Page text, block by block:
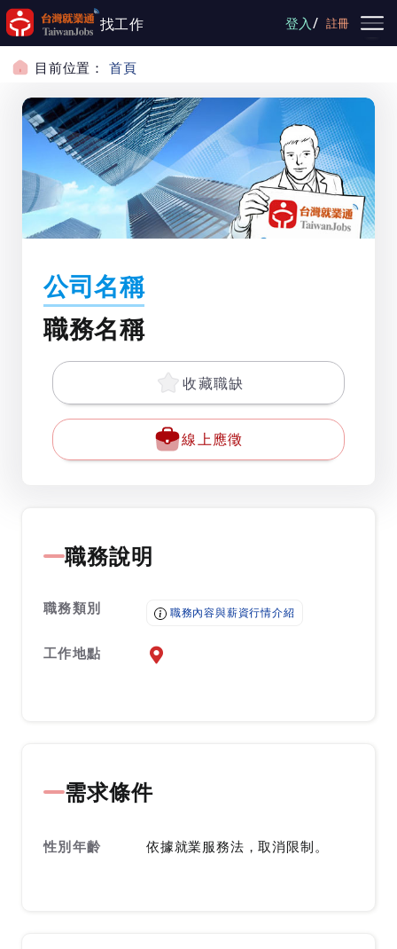
跳到主要內容
找工作 登入/ 註冊
目前位置： 首頁
公司名稱
職務名稱
收藏職缺
線上應徵
職務說明
職務類別 職務內容與薪資行情介紹
工作地點 前往查看地圖
需求條件
性別年齡 依據就業服務法，取消限制。